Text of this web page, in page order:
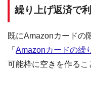
繰り上げ返済で
既にAmazonカードの
「 Amazonカードの繰
可能枠に空きを作るこ